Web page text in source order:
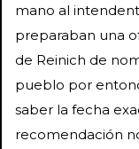
mano al
preparaban una
de Reinich de
pueblo por
saber la fecha
recomendación